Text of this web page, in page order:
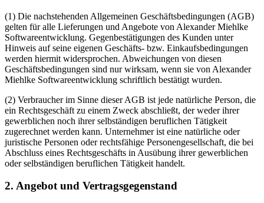
(1) Die nachstehenden Allgemeinen Geschäftsbedingungen (AGB)
gelten für alle Lieferungen und Angebote von Alexander Miehlke
Softwareentwicklung. Gegenbestätigungen des Kunden unter
Hinweis auf seine eigenen Geschäfts- bzw. Einkaufsbedingungen
werden hiermit widersprochen. Abweichungen von diesen
Geschäftsbedingungen sind nur wirksam, wenn sie von Alexander
Miehlke Softwareentwicklung schriftlich bestätigt wurden.
(2) Verbraucher im Sinne dieser AGB ist jede natürliche Person, die
ein Rechtsgeschäft zu einem Zweck abschließt, der weder ihrer
gewerblichen noch ihrer selbständigen beruflichen Tätigkeit
zugerechnet werden kann. Unternehmer ist eine natürliche oder
juristische Personen oder rechtsfähige Personengesellschaft, die bei
Abschluss eines Rechtsgeschäfts in Ausübung ihrer gewerblichen
oder selbständigen beruflichen Tätigkeit handelt.
2. Angebot und Vertragsgegenstand